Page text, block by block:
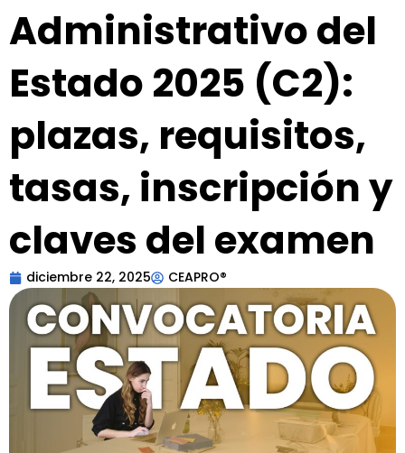
Administrativo del
Estado 2025 (C2):
plazas, requisitos,
tasas, inscripción y
claves del examen
diciembre 22, 2025 CEAPRO®